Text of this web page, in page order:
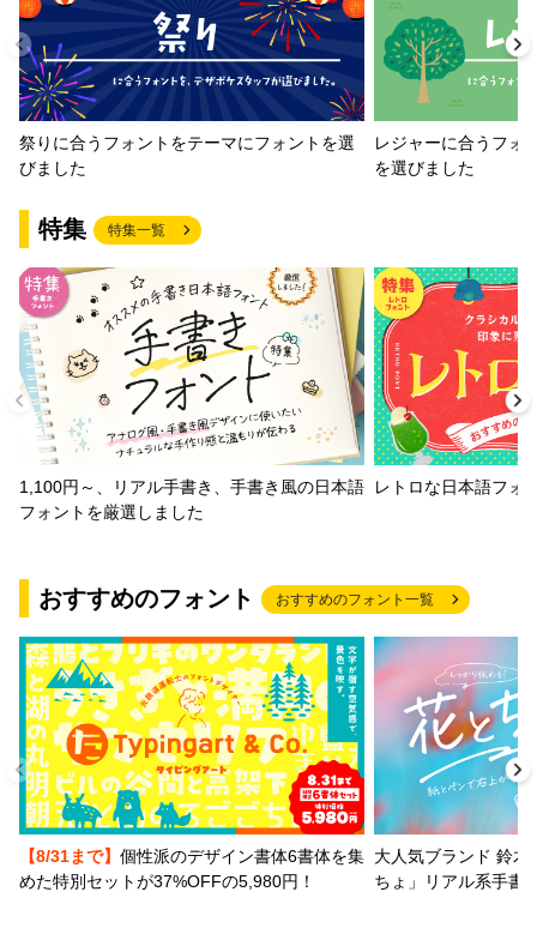
祭りに合うフォントをテーマにフォントを選
びました
レジャーに合うフォ
を選びました
特集 特集一覧
1,100円～、リアル手書き、手書き風の日本語
フォントを厳選しました
レトロな日本語フォ
おすすめのフォント おすすめのフォント一覧
【8/31まで】 個性派のデザイン書体6書体を集
めた特別セットが37%OFFの5,980円！
大人気ブランド 鈴木
ちょ」リアル系手書